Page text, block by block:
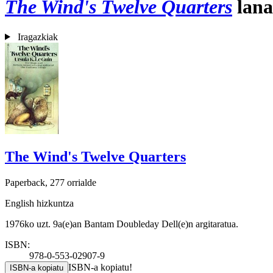
The Wind's Twelve Quarters
Iragazkiak
The Wind's Twelve Quarters
Paperback, 277 orrialde
English hizkuntza
1976ko uzt. 9a(e)an Bantam Doubleday Dell(e)n argitaratua.
ISBN:
978-0-553-02907-9
ISBN-a kopiatu ISBN-a kopiatu!